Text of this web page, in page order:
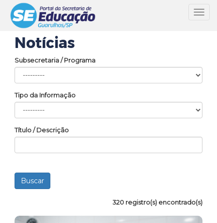
Notícias
Subsecretaria / Programa
Tipo da Informação
Título / Descrição
320 registro(s) encontrado(s)